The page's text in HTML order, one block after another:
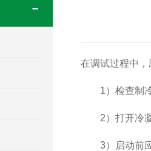
在调试过程中
1）检查制冷
2）打开冷凝
3）启动前应